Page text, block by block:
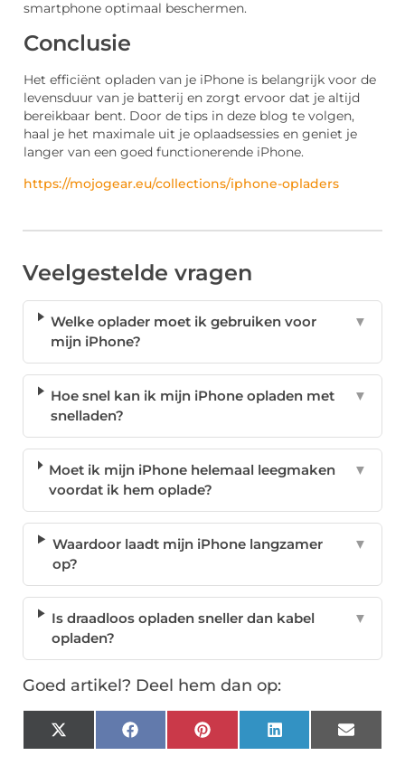
smartphone optimaal beschermen.
Conclusie
Het efficiënt opladen van je iPhone is belangrijk voor de
levensduur van je batterij en zorgt ervoor dat je altijd
bereikbaar bent. Door de tips in deze blog te volgen,
haal je het maximale uit je oplaadsessies en geniet je
langer van een goed functionerende iPhone.
https://mojogear.eu/collections/iphone-opladers
Veelgestelde vragen
Welke oplader moet ik gebruiken voor
mijn iPhone?
▼
Hoe snel kan ik mijn iPhone opladen met
snelladen?
▼
Moet ik mijn iPhone helemaal leegmaken
voordat ik hem oplade?
▼
Waardoor laadt mijn iPhone langzamer
op?
▼
Is draadloos opladen sneller dan kabel
opladen?
▼
Goed artikel? Deel hem dan op:
X
(Twitter)
FacebookPinterest LinkedIn Email